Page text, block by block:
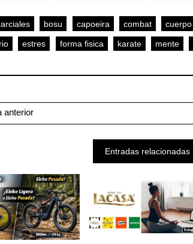
bosu capoeira combat cuerpo
estres forma fisica karate mente
anterior
Entradas relacionadas